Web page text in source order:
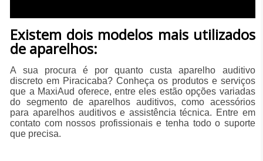
​Existem dois modelos mais utilizados
de aparelhos:
A sua procura é por quanto custa aparelho auditivo
discreto em Piracicaba? Conheça os produtos e serviços
que a MaxiAud oferece, entre eles estão opções variadas
do segmento de aparelhos auditivos, como acessórios
para aparelhos auditivos e assistência técnica. Entre em
contato com nossos profissionais e tenha todo o suporte
que precisa.